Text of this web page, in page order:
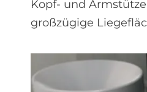
Kopf- und
großzügige